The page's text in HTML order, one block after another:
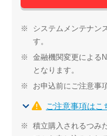
※
システムメンテナン
す。
※
金融機関変更による
となります。
※
お申込前にご注意事
ご注意事項はこ
※
積立購入されるつみ